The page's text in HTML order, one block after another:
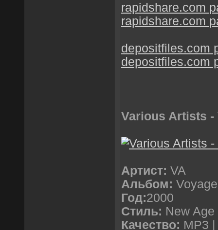
rapidshare.com
rapidshare.com
depositfiles.com
depositfiles.com
Various Artists -
Артист: VA
Альбом:
Год:2000
Стиль: New
Качество: MP3